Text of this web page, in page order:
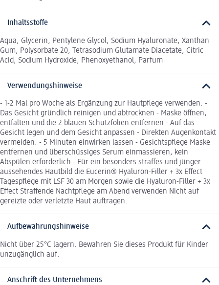
Inhaltsstoffe
Aqua, Glycerin, Pentylene Glycol, Sodium Hyaluronate, Xanthan
Gum, Polysorbate 20, Tetrasodium Glutamate Diacetate, Citric
Acid, Sodium Hydroxide, Phenoxyethanol, Parfum
Verwendungshinweise
- 1-2 Mal pro Woche als Ergänzung zur Hautpflege verwenden. -
Das Gesicht gründlich reinigen und abtrocknen - Maske öffnen,
entfalten und die 2 blauen Schutzfolien entfernen - Auf das
Gesicht legen und dem Gesicht anpassen - Direkten Augenkontakt
vermeiden. - 5 Minuten einwirken lassen - Gesichtspflege Maske
entfernen und überschüssiges Serum einmassieren, kein
Abspülen erforderlich - Für ein besonders straffes und jünger
aussehendes Hautbild die Eucerin® Hyaluron-Filler + 3x Effect
Tagespflege mit LSF 30 am Morgen sowie die Hyaluron-Filler + 3x
Effect Straffende Nachtpflege am Abend verwenden Nicht auf
gereizte oder verletzte Haut auftragen.
Aufbewahrungshinweise
Nicht über 25°C lagern. Bewahren Sie dieses Produkt für Kinder
unzugänglich auf.
Anschrift des Unternehmens